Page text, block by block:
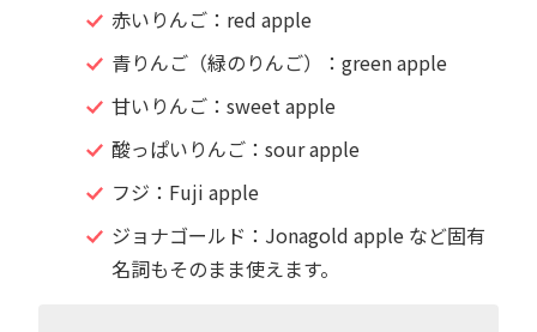
赤いりんご：red apple
青りんご（緑のりんご）：green apple
甘いりんご：sweet apple
酸っぱいりんご：sour apple
フジ：Fuji apple
ジョナゴールド：Jonagold apple など固有
名詞もそのまま使えます。